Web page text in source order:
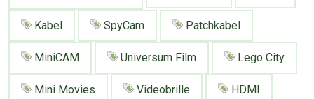
Mit Email Twitter Facebook
Tauschbons
Mediadaten
Neue Artikel
Erweitere Suche
Kabel SpyCam Patchkabel
MiniCAM Universum Film Lego City
Mini Movies Videobrille HDMI